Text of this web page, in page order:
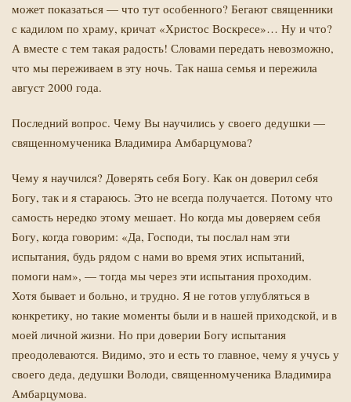
может показаться — что тут особенного? Бегают священники
с кадилом по храму, кричат «Христос Воскресе»… Ну и что?
А вместе с тем такая радость! Словами передать невозможно,
что мы переживаем в эту ночь. Так наша семья и пережила
август 2000 года.
Последний вопрос. Чему Вы научились у своего дедушки —
священномученика Владимира Амбарцумова?
Чему я научился? Доверять себя Богу. Как он доверил себя
Богу, так и я стараюсь. Это не всегда получается. Потому что
самость нередко этому мешает. Но когда мы доверяем себя
Богу, когда говорим: «Да, Господи, ты послал нам эти
испытания, будь рядом с нами во время этих испытаний,
помоги нам», — тогда мы через эти испытания проходим.
Хотя бывает и больно, и трудно. Я не готов углубляться в
конкретику, но такие моменты были и в нашей приходской, и в
моей личной жизни. Но при доверии Богу испытания
преодолеваются. Видимо, это и есть то главное, чему я учусь у
своего деда, дедушки Володи, священномученика Владимира
Амбарцумова.